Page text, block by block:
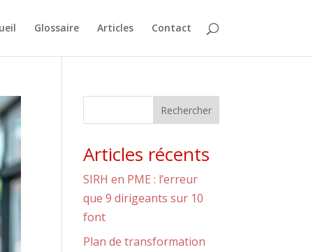
Glossaire Articles Contact
Rechercher
Articles récents
SIRH en PME : l’erreur
que 9 dirigeants sur 10
font
Plan de transformation